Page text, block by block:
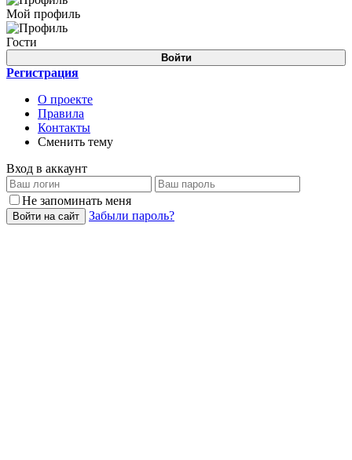
Мой профиль
Гости
Войти
Регистрация
О проекте
Правила
Контакты
Сменить тему
Вход в аккаунт
Не запоминать меня
Войти на сайт Забыли пароль?